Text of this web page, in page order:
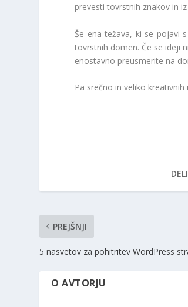
prevesti tovrstnih znakov in
Še ena težava, ki se pojavi
tovrstnih domen. Če se ideji
enostavno preusmerite na
Pa srečno in veliko kreativnih
PREJŠNJI
5 nasvetov za pohitritev WordPress
O AVTORJU